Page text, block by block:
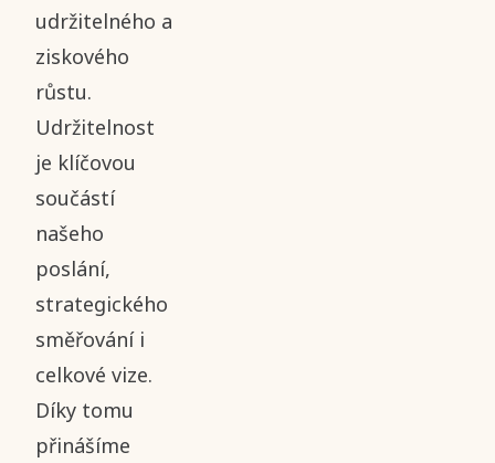
udržitelného a
ziskového
růstu.
Udržitelnost
je klíčovou
součástí
našeho
poslání,
strategického
směřování i
celkové vize.
Díky tomu
přinášíme